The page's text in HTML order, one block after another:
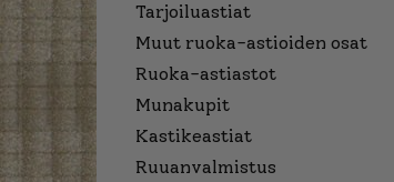
Tarjoiluastiat
Muut ruoka-astioiden osat
Ruoka-astiastot
Munakupit
Kastikeastiat
Ruuanvalmistus